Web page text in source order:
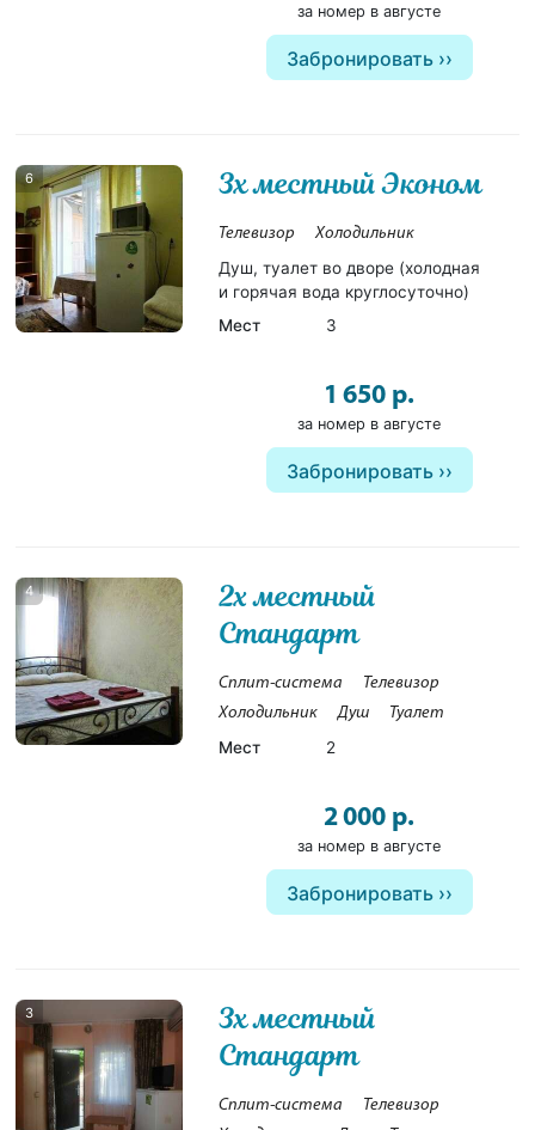
за номер в августе
Забронировать
6 3х местный Эконом
Телевизор Холодильник
Душ, туалет во дворе (холодная
и горячая вода круглосуточно)
Мест
3
1 650 р.
за номер в августе
Забронировать
4
2х местный
Стандарт
Сплит-система
Телевизор
Холодильник
Душ Туалет
Мест 2
2 000 р.
за номер в августе
Забронировать
3
3х местный
Стандарт
Сплит-система
Телевизор